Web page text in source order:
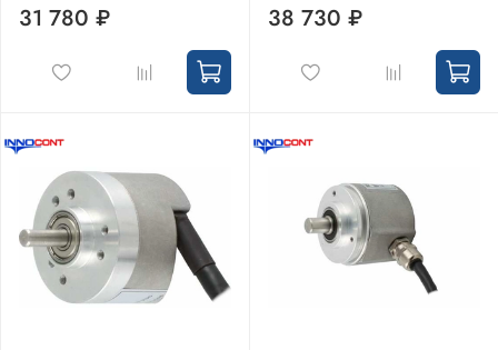
31 780 ₽ 38 730 ₽